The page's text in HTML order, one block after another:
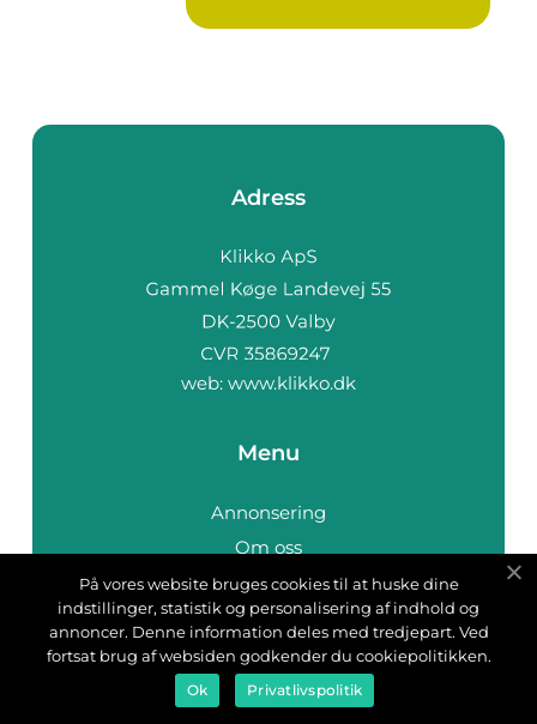
Adress
web: www.klikko.dk
Menu
Annonsering
Om oss
Cookies
Kontakta oss
Sitemap
På vores website bruges cookies til at huske dine
indstillinger, statistik og personalisering af indhold og
annoncer. Denne information deles med tredjepart. Ved
fortsat brug af websiden godkender du cookiepolitikken.
Ok Privatlivspolitik